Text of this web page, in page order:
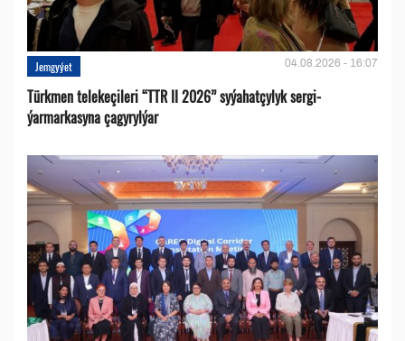
Jemgyýet 04.08.2026 - 16:07
Türkmen telekeçileri “TTR II 2026” syýahatçylyk sergi-
ýarmarkasyna çagyrylýar